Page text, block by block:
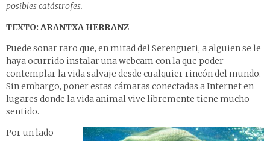
posibles catástrofes.
TEXTO: ARANTXA HERRANZ
Puede sonar raro que, en mitad del Serengueti, a alguien se le
haya ocurrido instalar una webcam con la que poder
contemplar la vida salvaje desde cualquier rincón del mundo.
Sin embargo, poner estas cámaras conectadas a Internet en
lugares donde la vida animal vive libremente tiene mucho
sentido.
Por un lado